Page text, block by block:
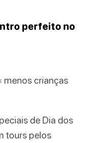
perfeito no
menos crianças
de Dia dos
tours pelos